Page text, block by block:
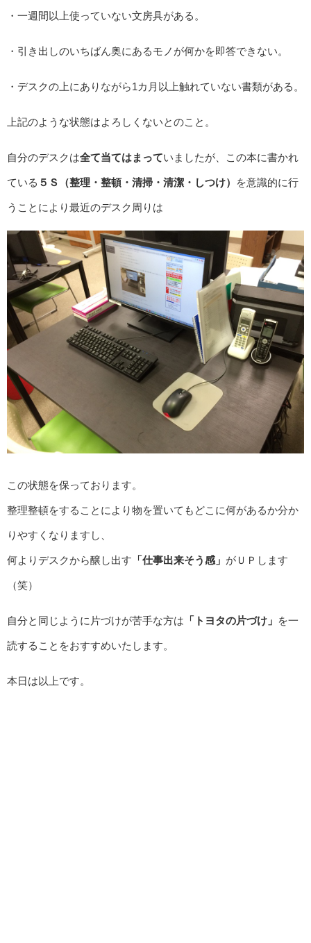
・一週間以上使っていない文房具がある。
・引き出しのいちばん奥にあるモノが何かを即答できない。
・デスクの上にありながら1カ月以上触れていない書類がある。
上記のような状態はよろしくないとのこと。
自分のデスクは全て当てはまっていましたが、この本に書かれ
ている ５Ｓ（整理・整頓・清掃・清潔・しつけ） を意識的に行
うことにより最近のデスク周りは
この状態を保っております。
整理整頓をすることにより物を置いてもどこに何があるか分か
りやすくなりますし、
何よりデスクから醸し出す 「仕事出来そう感」 がＵＰします
（笑）
自分と同じように片づけが苦手な方は 「トヨタの片づけ」 を一
読することをおすすめいたします。
本日は以上です。